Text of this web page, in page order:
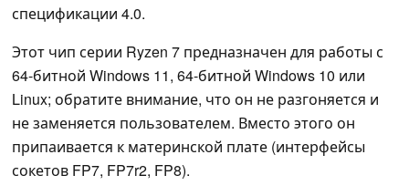
спецификации 4.0.
Этот чип серии Ryzen 7 предназначен для работы с
64-битной Windows 11, 64-битной Windows 10 или
Linux; обратите внимание, что он не разгоняется и
не заменяется пользователем. Вместо этого он
припаивается к материнской плате (интерфейсы
сокетов FP7, FP7r2, FP8).